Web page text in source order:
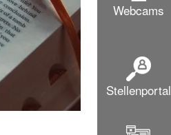
Webcams
Stellenportal